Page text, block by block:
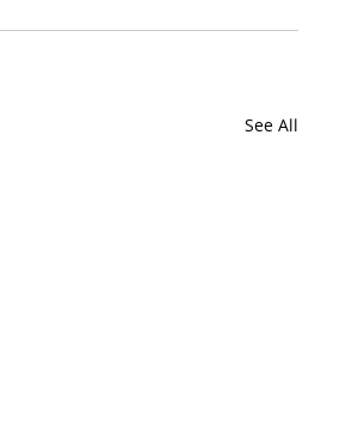
See All